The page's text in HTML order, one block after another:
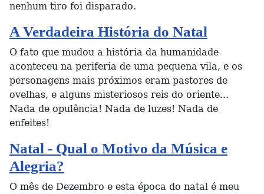
nenhum tiro foi disparado.
A Verdadeira História do Natal
O fato que mudou a história da humanidade
aconteceu na periferia de uma pequena vila, e os
personagens mais próximos eram pastores de
ovelhas, e alguns misteriosos reis do oriente...
Nada de opulência! Nada de luzes! Nada de
enfeites!
Natal - Qual o Motivo da Música e
Alegria?
O mês de Dezembro e esta época do natal é meu